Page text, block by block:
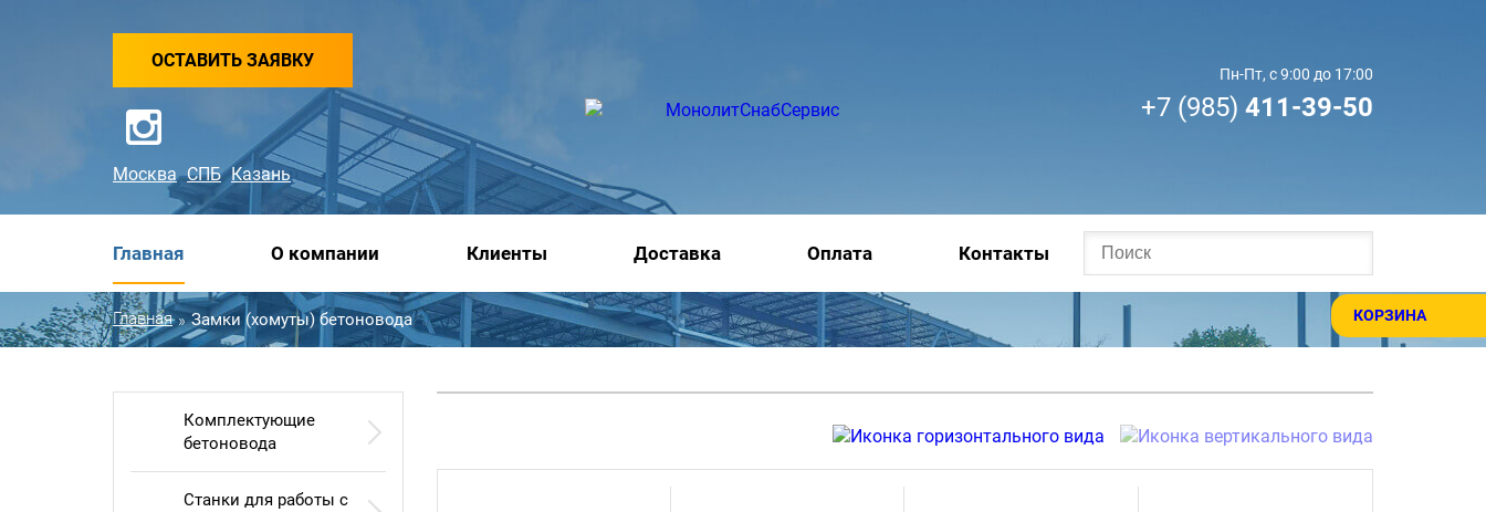
КОРЗИНА
ОСТАВИТЬ ЗАЯВКУ
Москва СПБ Казань
Пн-Пт, с 9:00 до 17:00
+7 (985) 411-39-50
Главная О компании Клиенты Доставка Оплата Контакты
Главная » Замки (хомуты) бетоновода
Комплектующие
бетоновода
Станки для работы с